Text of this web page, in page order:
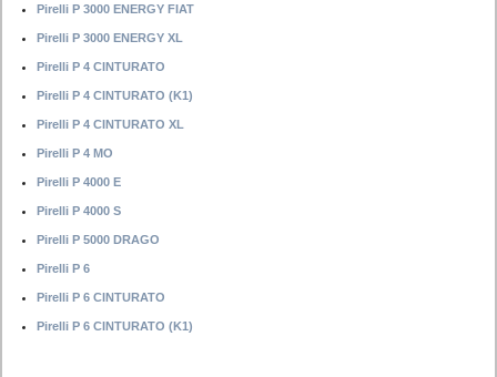
Pirelli P 3000 ENERGY FIAT
Pirelli P 3000 ENERGY XL
Pirelli P 4 CINTURATO
Pirelli P 4 CINTURATO (K1)
Pirelli P 4 CINTURATO XL
Pirelli P 4 MO
Pirelli P 4000 E
Pirelli P 4000 S
Pirelli P 5000 DRAGO
Pirelli P 6
Pirelli P 6 CINTURATO
Pirelli P 6 CINTURATO (K1)